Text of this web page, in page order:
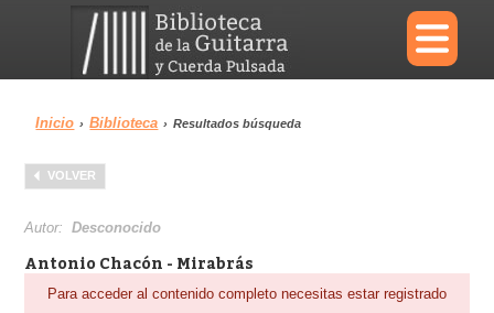
×
Menu
Biblioteca
Inicio › Biblioteca › Resultados búsqueda
VOLVER
Autor:Desconocido
Antonio Chacón - Mirabrás
Para acceder al contenido completo necesitas estar registrado